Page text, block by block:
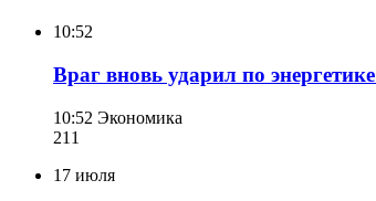
10:52
Враг вновь ударил по
10:52 Экономика
211
17 июля